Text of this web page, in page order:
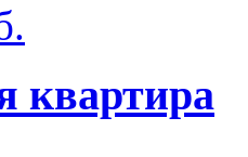
квартира